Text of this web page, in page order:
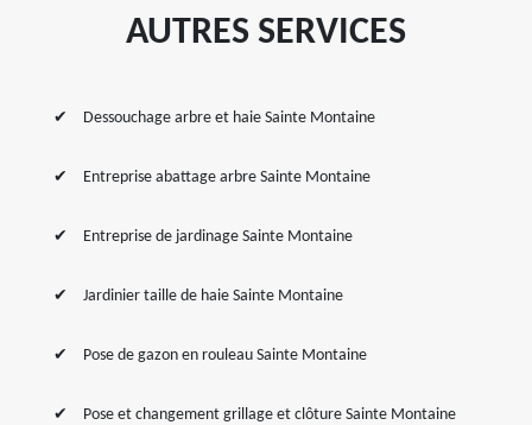
AUTRES SERVICES
Dessouchage arbre et haie Sainte Montaine
Entreprise abattage arbre Sainte Montaine
Entreprise de jardinage Sainte Montaine
Jardinier taille de haie Sainte Montaine
Pose de gazon en rouleau Sainte Montaine
Pose et changement grillage et clôture Sainte Montaine